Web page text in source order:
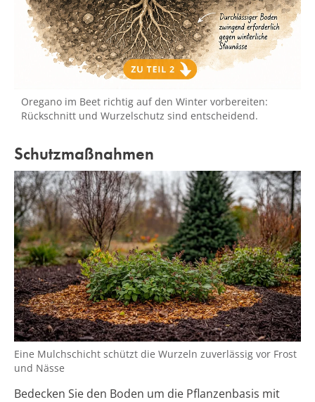
Oregano im Beet richtig auf den Winter vorbereiten:
Rückschnitt und Wurzelschutz sind entscheidend.
Schutzmaßnahmen
Eine Mulchschicht schützt die Wurzeln zuverlässig vor Frost
und Nässe
Bedecken Sie den Boden um die Pflanzenbasis mit